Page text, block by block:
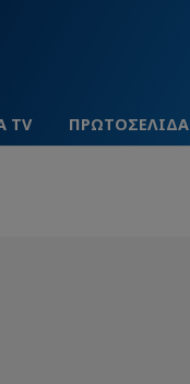
TV ΠΡΩΤΟΣΕΛΙΔΑ